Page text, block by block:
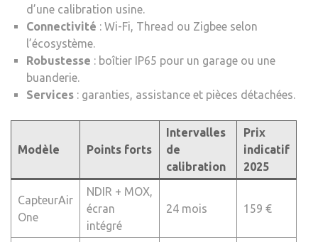
d’une calibration usine.
Connectivité : Wi-Fi, Thread ou Zigbee selon
l’écosystème.
Robustesse : boîtier IP65 pour un garage ou une
buanderie.
Services : garanties, assistance et pièces détachées.
Modèle Points forts
Intervalles
de
calibration
Prix
indicatif
2025
CapteurAir
One
NDIR + MOX,
écran
intégré
24 mois 159 €